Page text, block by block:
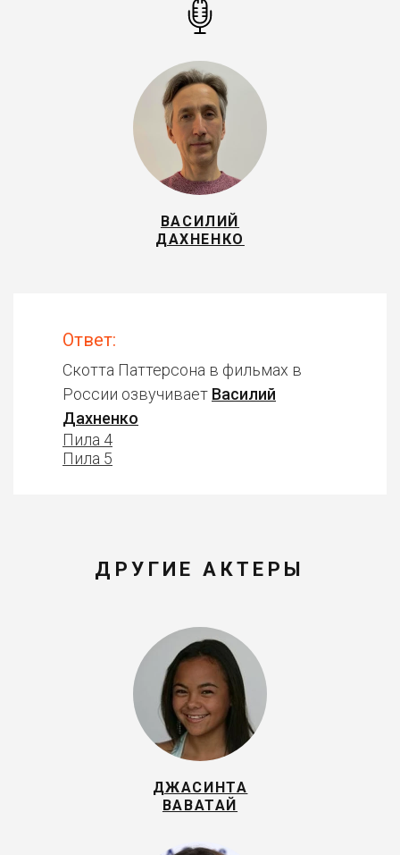
ВАСИЛИЙ
ДАХНЕНКО
Ответ:
Скотта Паттерсона в фильмах в
России озвучивает Василий
Дахненко
Пила 4
Пила 5
ДРУГИЕ АКТЕРЫ
ДЖАСИНТА
ВАВАТАЙ